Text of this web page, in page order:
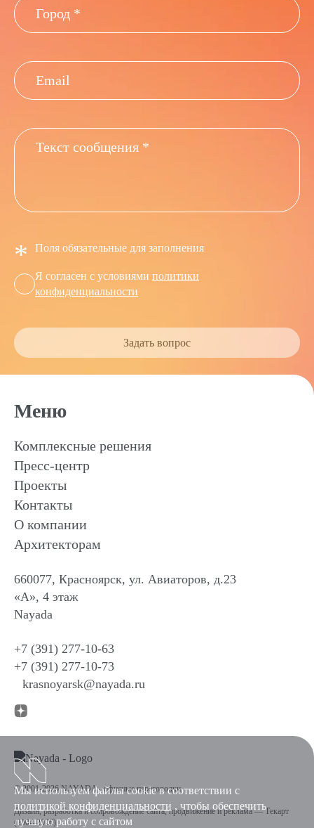
Задать вопрос
* Поля обязательные для заполнения
Я согласен с условиями политики
конфиденциальности
Меню
Комплексные решения
Пресс-центр
Проекты
Контакты
О компании
Архитекторам
660077, Красноярск, ул. Авиаторов, д.23
«А», 4 этаж
Nayada
+7 (391) 277-10-63
+7 (391) 277-10-73
krasnoyarsk@nayada.ru
© 2001-2026 NAYADA - офисные перегородки
Дизайн,разработка и сопровождение сайта,продвижение и реклама—Текарт
(2004-2026).
Мы используем файлы cookie в соответствии с
политикой конфиденциальности , чтобы обеспечить
лучшую работу с сайтом